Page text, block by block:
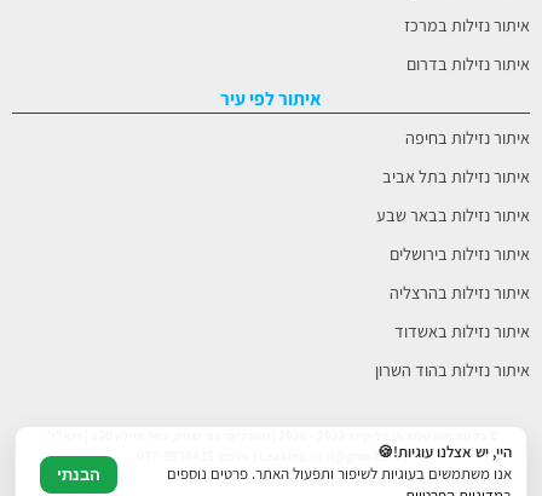
איתור נזילות במרכז
איתור נזילות בדרום
איתור לפי עיר
איתור נזילות בחיפה
איתור נזילות בתל אביב
איתור נזילות בבאר שבע
איתור נזילות בירושלים
איתור נזילות בהרצליה
איתור נזילות באשדוד
איתור נזילות בהוד השרון
Leaking.co.il@gmail.com | טלפון: 077-9934435היי, יש אצלנו עוגיות!🍪
אנו משתמשים בעוגיות לשיפור ותפעול האתר. פרטים נוספים
הבנתי